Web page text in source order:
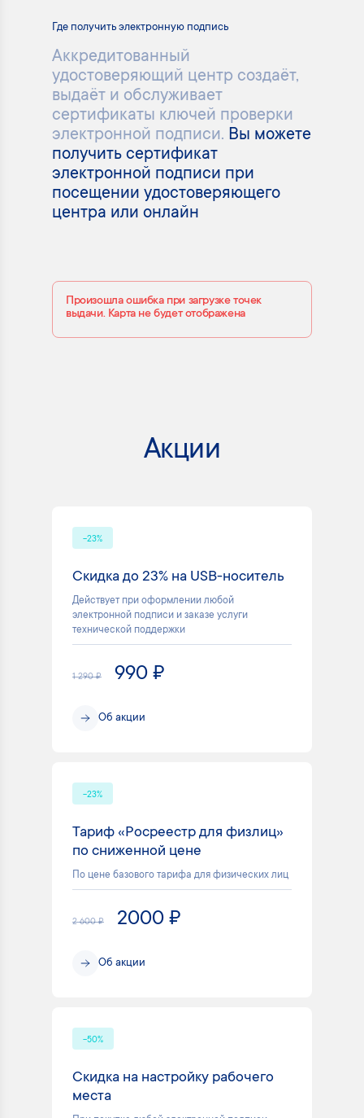
Где получить электронную подпись
Аккредитованный
удостоверяющий центр создаёт,
выдаёт и обслуживает
сертификаты ключей проверки
электронной подписи. Вы можете
получить сертификат
электронной подписи при
посещении удостоверяющего
центра или онлайн
Произошла ошибка при загрузке точек
выдачи. Карта не будет отображена
Акции
-23%
Скидка до 23% на USB-носитель
Действует при оформлении любой
электронной подписи и заказе услуги
технической поддержки
1 290 ₽ 990 ₽
Об акции
-23%
Тариф «Росреестр для физлиц»
по сниженной цене
По цене базового тарифа для физических лиц
2 600 ₽ 2000 ₽
Об акции
-50%
Скидка на настройку рабочего
места